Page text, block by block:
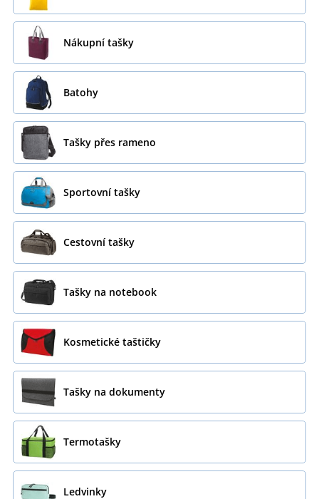
Nákupní tašky
Batohy
Tašky přes rameno
Sportovní tašky
Cestovní tašky
Tašky na notebook
Kosmetické taštičky
Tašky na dokumenty
Termotašky
Ledvinky